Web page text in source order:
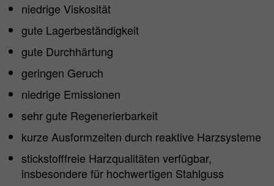
niedrige Viskosität
gute Lagerbeständigkeit
gute Durchhärtung
geringen Geruch
niedrige Emissionen
sehr gute Regenerierbarkeit
kurze Ausformzeiten durch reaktive Harzsysteme
stickstofffreie Harzqualitäten verfügbar,
insbesondere für hochwertigen Stahlguss